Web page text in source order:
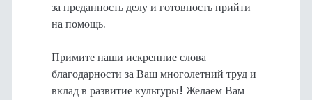
за преданность делу и готовность прийти
на помощь.
Примите наши искренние слова
благодарности за Ваш многолетний труд и
вклад в развитие культуры! Желаем Вам